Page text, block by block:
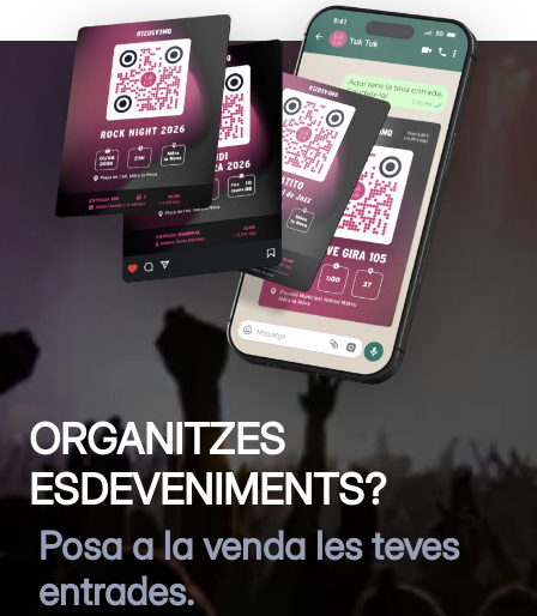
ORGANITZES
ESDEVENIMENTS?
Posa a la venda les teves
entrades.